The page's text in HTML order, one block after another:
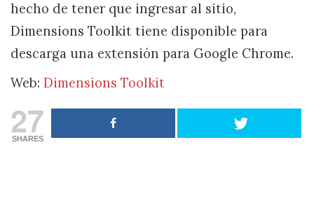
hecho de tener que ingresar al sitio,
Dimensions Toolkit tiene disponible para
descarga una extensión para Google Chrome.
Web: Dimensions Toolkit
27
SHARES